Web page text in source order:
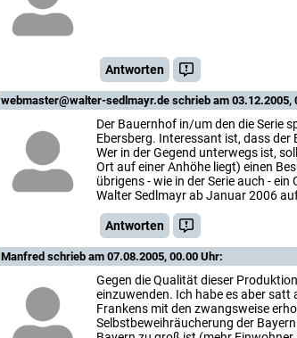
Antworten
webmaster@walter-sedlmayr.de schrieb am 03.12.2005,
Der Bauernhof in/um den die Serie
Ebersberg. Interessant ist, dass
Wer in der Gegend unterwegs ist,
Ort auf einer Anhöhe liegt) einen
übrigens - wie in der Serie auch -
Walter Sedlmayr ab Januar 2006
Antworten
Manfred schrieb am 07.08.2005, 00.00 Uhr:
Gegen die Qualität dieser
einzuwenden. Ich habe es aber satt
Frankens mit den zwangsweise
Selbstbeweihräucherung der